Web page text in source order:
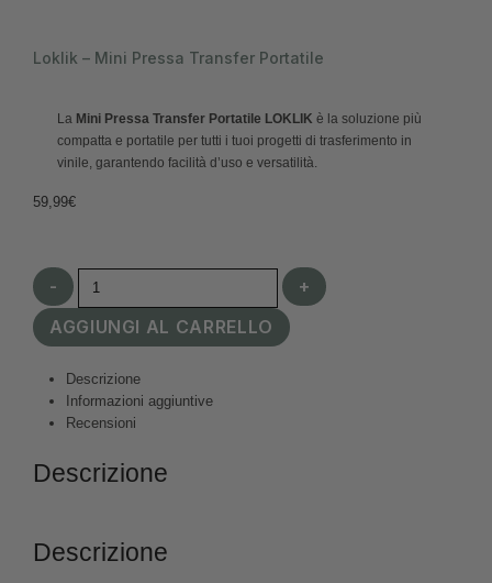
Loklik – Mini Pressa Transfer Portatile
La Mini Pressa Transfer Portatile LOKLIK è la soluzione più
compatta e portatile per tutti i tuoi progetti di trasferimento in
vinile, garantendo facilità d’uso e versatilità.
59,99€
-
+
AGGIUNGI AL CARRELLO
Descrizione
Informazioni aggiuntive
Recensioni
Descrizione
Descrizione